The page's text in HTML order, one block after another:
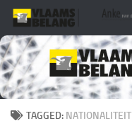
Skip to content
TAGGED: NATIONALITEIT